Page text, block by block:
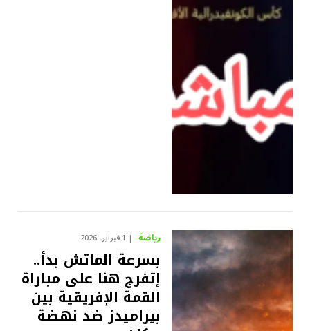
رياضة 1 فبراير، 2026
بسرعة الماتش بدأ..
إتفرج هنا على مباراة
القمة الإفريقية بين
بيراميدز ضد نهضة